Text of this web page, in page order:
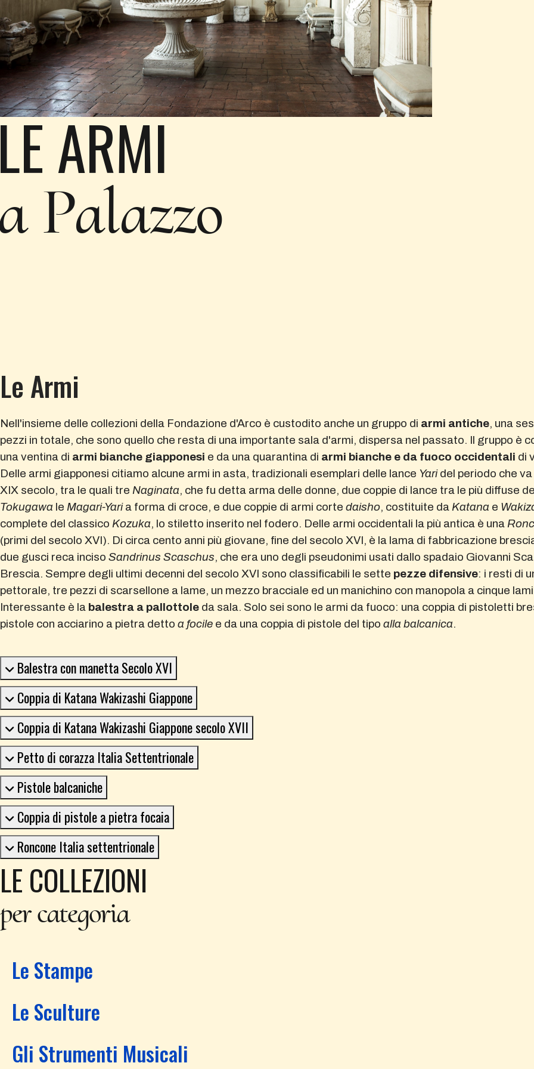
ARMI
Palazzo
Le Armi
Nell'insieme delle collezioni della Fondazione d'Arco è custodito anche un gruppo di armi antiche, una
pezzi in totale, che sono quello che resta di una importante sala d'armi, dispersa nel passato. Il gruppo è
una ventina di armi bianche giapponesi e da una quarantina di armi bianche e da fuoco occidentali di
Delle armi giapponesi citiamo alcune armi in asta, tradizionali esemplari delle lance Yaridel periodo che va
XIX secolo, tra le quali tre Naginata, che fu detta arma delle donne, due coppie di lance tra le più diffuse
Tokugawa le Magari-Yaria forma di croce, e due coppie di armi corte daisho, costituite da Katana e
complete del classico Kozuka, lo stiletto inserito nel fodero. Delle armi occidentali la più antica è una
(primi del secolo XVI). Di circa cento anni più giovane, fine del secolo XVI, è la lama di fabbricazione
due gusci reca inciso Sandrinus Scaschus, che era uno degli pseudonimi usati dallo spadaio Giovanni
Brescia. Sempre degli ultimi decenni del secolo XVI sono classificabili le sette pezze difensive: i resti di
pettorale, tre pezzi di scarsellone a lame, un mezzo bracciale ed un manichino con manopola a cinque
Interessante è la balestra a pallottole da sala. Solo sei sono le armi da fuoco: una coppia di pistoletti
pistole con acciarino a pietra detto a focile e da una coppia di pistole del tipo alla balcanica.
Balestra con manetta Secolo XVI
Coppia di Katana Wakizashi Giappone
Coppia di Katana Wakizashi Giappone secolo XVII
Petto di corazza Italia Settentrionale
Pistole balcaniche
Coppia di pistole a pietra focaia
Roncone Italia settentrionale
LE COLLEZIONI
per categoria
Le Stampe
Le Sculture
Gli Strumenti Musicali